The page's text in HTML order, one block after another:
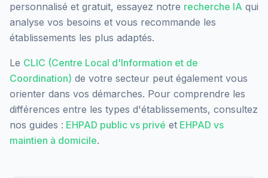
personnalisé et gratuit, essayez notre recherche IA qui
analyse vos besoins et vous recommande les
établissements les plus adaptés.
Le CLIC (Centre Local d'Information et de
Coordination) de votre secteur peut également vous
orienter dans vos démarches. Pour comprendre les
différences entre les types d'établissements, consultez
nos guides : EHPAD public vs privé et EHPAD vs
maintien à domicile.